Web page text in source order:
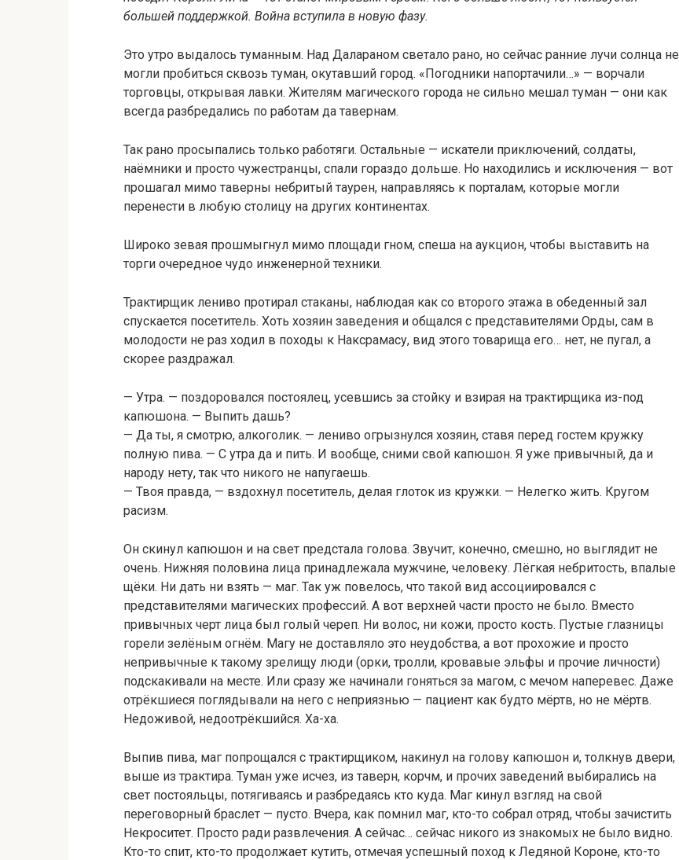
большей поддержкой. Война вступила в новую фазу.
Это утро выдалось туманным. Над Далараном светало рано, но сейчас ранние лучи солнца не
могли пробиться сквозь туман, окутавший город. «Погодники напортачили…» — ворчали
торговцы, открывая лавки. Жителям магического города не сильно мешал туман — они как
всегда разбредались по работам да тавернам.
Так рано просыпались только работяги. Остальные — искатели приключений, солдаты,
наёмники и просто чужестранцы, спали гораздо дольше. Но находились и исключения — вот
прошагал мимо таверны небритый таурен, направляясь к порталам, которые могли
перенести в любую столицу на других континентах.
Широко зевая прошмыгнул мимо площади гном, спеша на аукцион, чтобы выставить на
торги очередное чудо инженерной техники.
Трактирщик лениво протирал стаканы, наблюдая как со второго этажа в обеденный зал
спускается посетитель. Хоть хозяин заведения и общался с представителями Орды, сам в
молодости не раз ходил в походы к Наксрамасу, вид этого товарища его… нет, не пугал, а
скорее раздражал.
— Утра. — поздоровался постоялец, усевшись за стойку и взирая на трактирщика из-под
капюшона. — Выпить дашь?
— Да ты, я смотрю, алкоголик. — лениво огрызнулся хозяин, ставя перед гостем кружку
полную пива. — С утра да и пить. И вообще, сними свой капюшон. Я уже привычный, да и
народу нету, так что никого не напугаешь.
— Твоя правда, — вздохнул посетитель, делая глоток из кружки. — Нелегко жить. Кругом
расизм.
Он скинул капюшон и на свет предстала голова. Звучит, конечно, смешно, но выглядит не
очень. Нижняя половина лица принадлежала мужчине, человеку. Лёгкая небритость, впалые
щёки. Ни дать ни взять — маг. Так уж повелось, что такой вид ассоциировался с
представителями магических профессий. А вот верхней части просто не было. Вместо
привычных черт лица был голый череп. Ни волос, ни кожи, просто кость. Пустые глазницы
горели зелёным огнём. Магу не доставляло это неудобства, а вот прохожие и просто
непривычные к такому зрелищу люди (орки, тролли, кровавые эльфы и прочие личности)
подскакивали на месте. Или сразу же начинали гоняться за магом, с мечом наперевес. Даже
отрёкшиеся поглядывали на него с неприязнью — пациент как будто мёртв, но не мёртв.
Недоживой, недоотрёкшийся. Ха-ха.
Выпив пива, маг попрощался с трактирщиком, накинул на голову капюшон и, толкнув двери,
выше из трактира. Туман уже исчез, из таверн, корчм, и прочих заведений выбирались на
свет постояльцы, потягиваясь и разбредаясь кто куда. Маг кинул взгляд на свой
переговорный браслет — пусто. Вчера, как помнил маг, кто-то собрал отряд, чтобы зачистить
Некроситет. Просто ради развлечения. А сейчас… сейчас никого из знакомых не было видно.
Кто-то спит, кто-то продолжает кутить, отмечая успешный поход к Ледяной Короне, кто-то